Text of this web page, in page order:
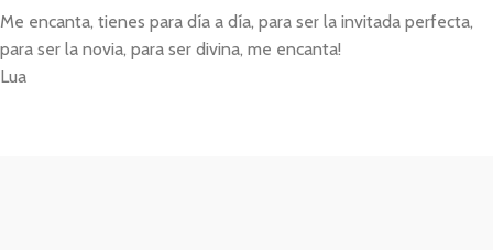
Me encanta, tienes para día a día, para ser la invitada perfecta,
para ser la novia, para ser divina, me encanta!
Lua